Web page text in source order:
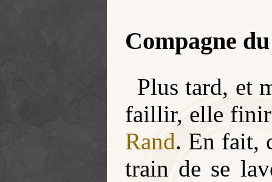
Compagne
Plus tard, et
faillir, elle
Rand. En fait,
train de se